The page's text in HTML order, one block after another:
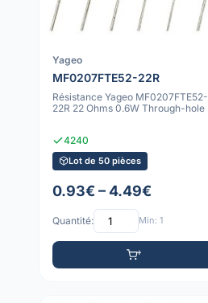
Yageo
MF0207FTE52-22R
Résistance Yageo MF0207FTE52-
22R 22 Ohms 0.6W Through-hole
4240
Lot de 50 pièces
0.93€ – 4.49€
Quantité: Min: 1